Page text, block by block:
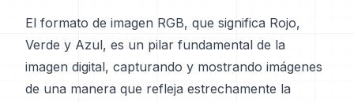
El formato de imagen RGB, que significa Rojo,
Verde y Azul, es un pilar fundamental de la
imagen digital, capturando y mostrando imágenes
de una manera que refleja estrechamente la